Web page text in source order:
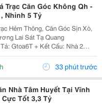
Trạc Căn Góc Không Qh -
Nhỉnh 5 Tỷ
Hẻm Thông, Căn Góc Sịn Xò,
Lai Sát Tạ Quang
Gtoa6T + Kết Cấu: Nhà 2
+ Vị Trí: Ngay Dương Bá
Bửu, Âu Dương Lân, Nguyễn Thị
33 phút trước
Nhà Tâm Huyết Tại Vĩnh
Tốt 3,3 Tỷ